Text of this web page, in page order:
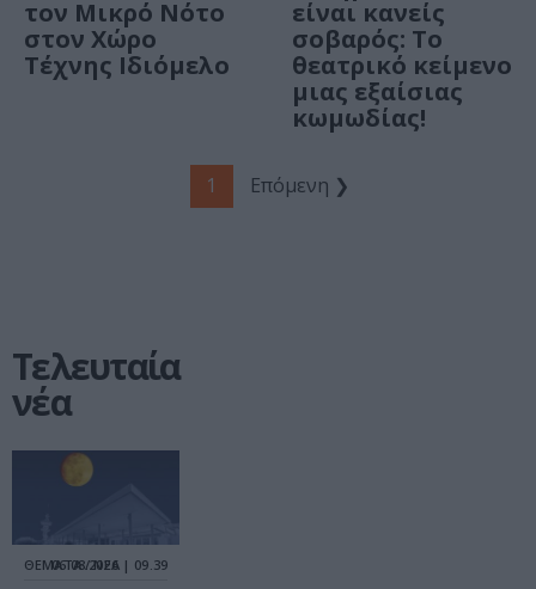
τον Μικρό Νότο
στον Χώρο
Τέχνης Ιδιόμελο
είναι κανείς
σοβαρός: Το
θεατρικό κείμενο
μιας εξαίσιας
κωμωδίας!
1 Επόμενη ❯
Τελευταία
νέα
ΘΕΜΑΤΑ / ΝΕΑ
06.08.2026 | 09.39